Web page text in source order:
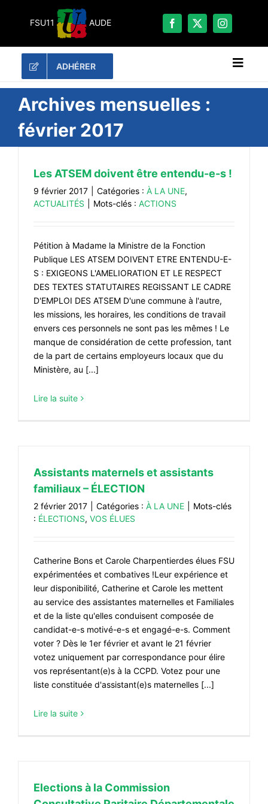
FSU11 AUDE
ADHÉRER
RECHERCHER:
LA FSU 11
DOSSIERS
CONTACT
#ACTIONS
#VOS ÉLUES
#FORMATION
#COMMUNIQUÉS
#ÉLECTIONS
Archives mensuelles :
février 2017
Les ATSEM doivent être entendu-e-s !
9 février 2017 Catégories : À LA UNE,
ACTUALITÉS
Mots-clés : ACTIONS
Pétition à Madame la Ministre de la Fonction
Publique LES ATSEM DOIVENT ETRE ENTENDU-E-
S : EXIGEONS L'AMELIORATION ET LE RESPECT
DES TEXTES STATUTAIRES REGISSANT LE CADRE
D'EMPLOI DES ATSEM D'une commune à l'autre,
les missions, les horaires, les conditions de travail
envers ces personnels ne sont pas les mêmes ! Le
manque de considération de cette profession, tant
de la part de certains employeurs locaux que du
Ministère, au [...]
Lire la suite
Assistants maternels et assistants
familiaux – ÉLECTION
2 février 2017 Catégories : À LA UNE
Mots-clés
: ÉLECTIONS, VOS ÉLUES
Catherine Bons et Carole Charpentierdes élues FSU
expérimentées et combatives !Leur expérience et
leur disponibilité, Catherine et Carole les mettent
au service des assistantes maternelles et Familiales
et de la liste qu'elles conduisent composée de
candidat-e-s motivé-e-s et engagé-e-s. Comment
voter ? Dès le 1er février et avant le 21 février
votez uniquement par correspondance pour élire
vos représentant(e)s à la CCPD. Votez pour une
liste constituée d'assistant(e)s maternelles [...]
Lire la suite
Elections à la Commission